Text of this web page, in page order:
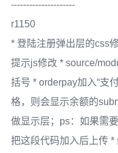
---------------------
r1150
* 登陆注册弹出层的css
提示js修改 * source/
括号 * orderpay加入“支
格，则会显示余额的
做显示层；ps：如果需
把这段代码加入后上传